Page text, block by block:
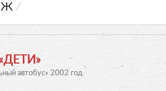
Ж ⁄
автобус» 2002 год.